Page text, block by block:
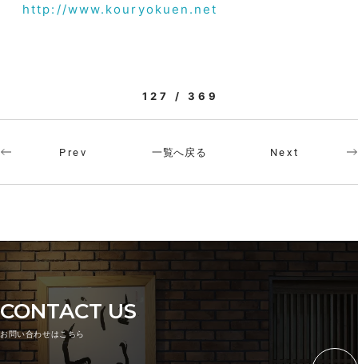
http://www.kouryokuen.net
127 / 369
Prev 一覧へ戻る Next
CONTACT US
お問い合わせはこちら